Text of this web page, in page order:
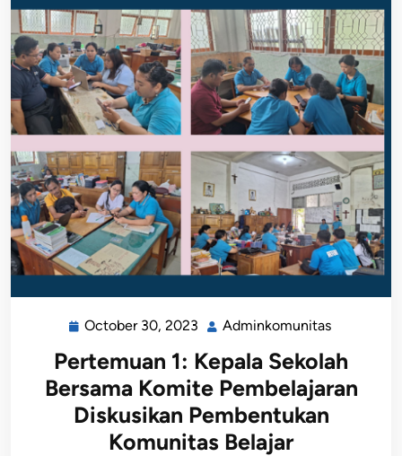
October 30, 2023 Adminkomunitas
Pertemuan 1: Kepala Sekolah
Bersama Komite Pembelajaran
Diskusikan Pembentukan
Komunitas Belajar